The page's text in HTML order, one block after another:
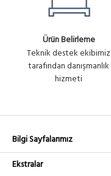
Ürün Belirleme
Teknik destek ekibimiz
tarafından danışmanlık
hizmeti
Bilgi Sayfalarımız
Ekstralar